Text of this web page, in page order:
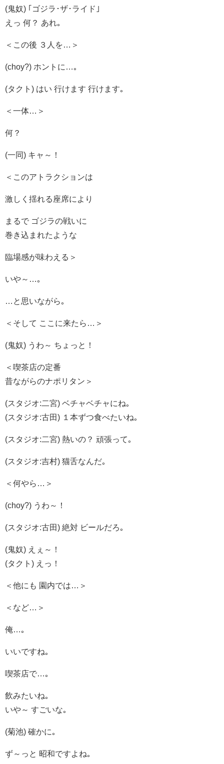
(鬼奴) ｢ゴジラ･ザ･ライド｣
えっ 何？ あれ｡
＜この後 ３人を…＞
(choy?) ホントに…｡
(タクト) はい 行けます 行けます｡
＜一体…＞
何？
(一同) キャ～！
＜このアトラクションは
激しく揺れる座席により
まるで ゴジラの戦いに
巻き込まれたような
臨場感が味わえる＞
いや～…｡
…と思いながら｡
＜そして ここに来たら…＞
(鬼奴) うわ～ ちょっと！
＜喫茶店の定番
昔ながらのナポリタン＞
(スタジオ:二宮) ベチャベチャにね｡
(スタジオ:古田) １本ずつ食べたいね｡
(スタジオ:二宮) 熱いの？ 頑張って｡
(スタジオ:吉村) 猫舌なんだ｡
＜何やら…＞
(choy?) うわ～！
(スタジオ:古田) 絶対 ビールだろ｡
(鬼奴) えぇ～！
(タクト) えっ！
＜他にも 園内では…＞
＜など…＞
俺…｡
いいですね｡
喫茶店で…｡
飲みたいね｡
いや～ すごいな｡
(菊池) 確かに｡
ず～っと 昭和ですよね｡